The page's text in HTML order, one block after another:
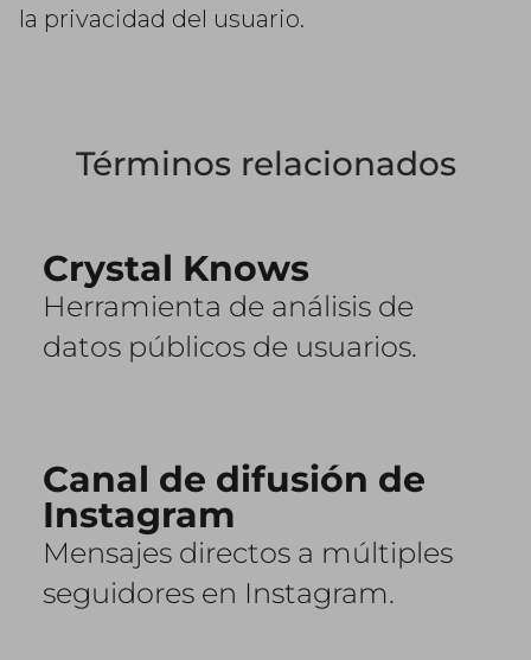
la privacidad del usuario.
Términos relacionados
Crystal Knows
Herramienta de análisis de
datos públicos de usuarios.
Canal de difusión de
Instagram
Mensajes directos a múltiples
seguidores en Instagram.